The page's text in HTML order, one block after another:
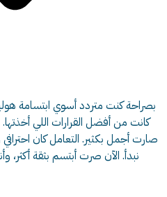
بصراحة كنت متردد أسوي ابتسامة
كانت من أفضل القرارات اللي
صارت أجمل بكثير. التعامل كان
نبدأ. الآن صرت أبتسم بثقة